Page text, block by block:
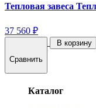
Тепловая завеса
37 560 ₽
Сравнить
В корзину
Каталог